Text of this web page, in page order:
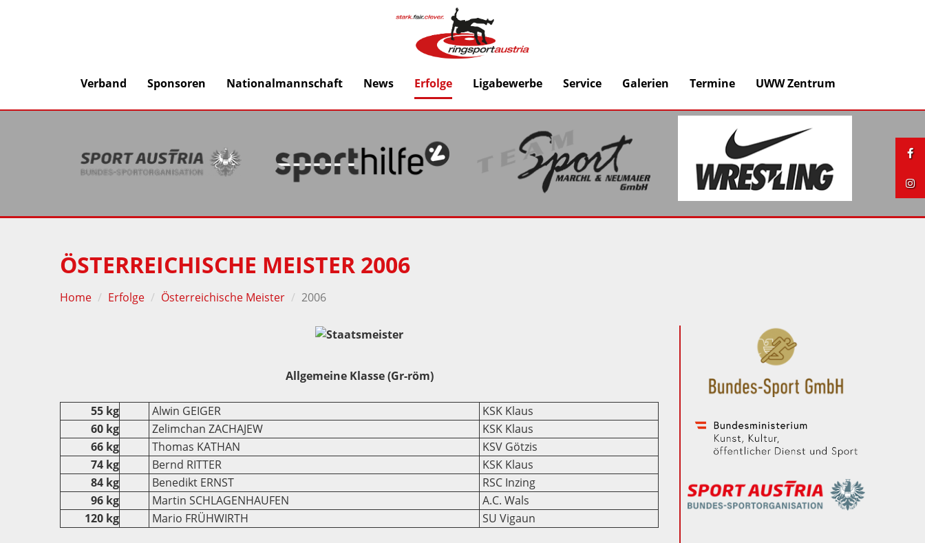
Verband Sponsoren Nationalmannschaft News Erfolge Ligabewerbe Service Galerien Termine UWW Zentrum
ÖSTERREICHISCHE MEISTER 2006
Home Erfolge Österreichische Meister 2006
Allgemeine Klasse (Gr-röm)
55 kg Alwin GEIGER
KSK Klaus
60 kg
Zelimchan ZACHAJEW
KSK Klaus
66 kg
Thomas KATHAN
KSV Götzis
74 kg
Bernd RITTER
KSK Klaus
84 kg
Benedikt ERNST
RSC Inzing
96 kg
Martin SCHLAGENHAUFEN
A.C. Wals
120 kg
Mario FRÜHWIRTH SU Vigaun